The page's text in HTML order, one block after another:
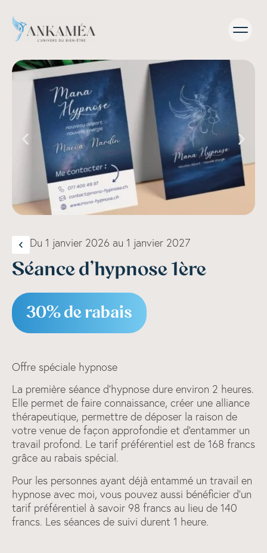
Du 1 janvier 2026 au 1 janvier 2027
Séance d’hypnose 1ère
30% de rabais
Offre spéciale hypnose
La première séance d'hypnose dure environ 2 heures.
Elle permet de faire connaissance, créer une alliance
thérapeutique, permettre de déposer la raison de
votre venue de façon approfondie et d'entammer un
travail profond. Le tarif préférentiel est de 168 francs
grâce au rabais spécial.
Pour les personnes ayant déjà entammé un travail en
hypnose avec moi, vous pouvez aussi bénéficier d'un
tarif préférentiel à savoir 98 francs au lieu de 140
francs. Les séances de suivi durent 1 heure.